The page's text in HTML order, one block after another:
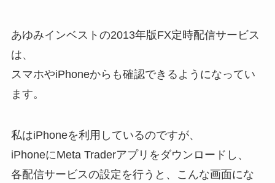
あゆみインベストの2013年版FX定時配信サービス
は、
スマホやiPhoneからも確認できるようになってい
ます。
私はiPhoneを利用しているのですが、
iPhoneにMeta Traderアプリをダウンロードし、
各配信サービスの設定を行うと、こんな画面にな